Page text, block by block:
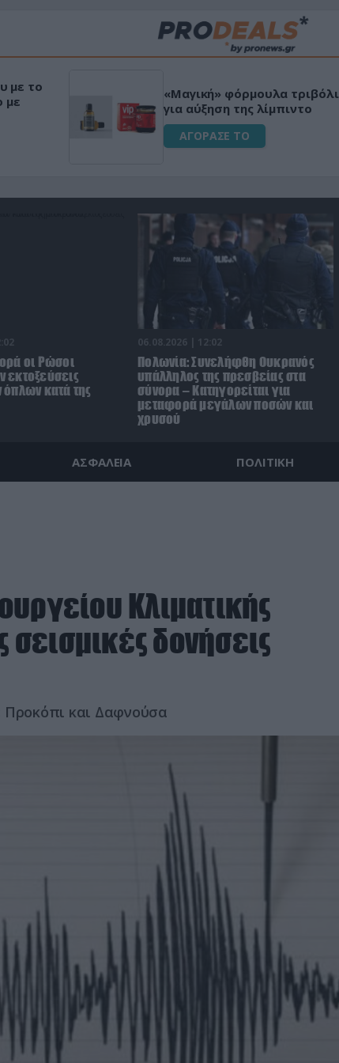
Μεταμόρφωσε τον
Ultra Box Μίνι
μπαταρία λιθίου
ΑΓΟΡΑΣΕ ΤΟ
οι Ρώσοι
εκτοξεύσεις
όπλων κατά της
06.08.2026 | 12:02
Πολωνία: Συνελήφθη Ουκρανός
υπάλληλος της πρεσβείας στα
σύνορα – Κατηγορείται για
μεταφορά μεγάλων ποσών και
χρυσού
ΑΣΦΑΛΕΙΑ ΠΟΛΙΤΙΚΗ
Κλιματικής
σεισμικές δονήσεις
Προκόπι και Δαφνούσα